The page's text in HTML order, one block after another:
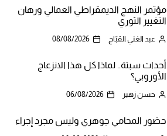
مؤتمر النهج الديمقراطي العمالي ورهان
التغيير الثوري
عبد الغني القبّاج 08/08/2026
أحداث سبتة.. لماذا كل هذا الانزعاج
الأوروبي؟
حسن زهير 06/08/2026
حضور المحامي جوهري وليس مجرد إجراء